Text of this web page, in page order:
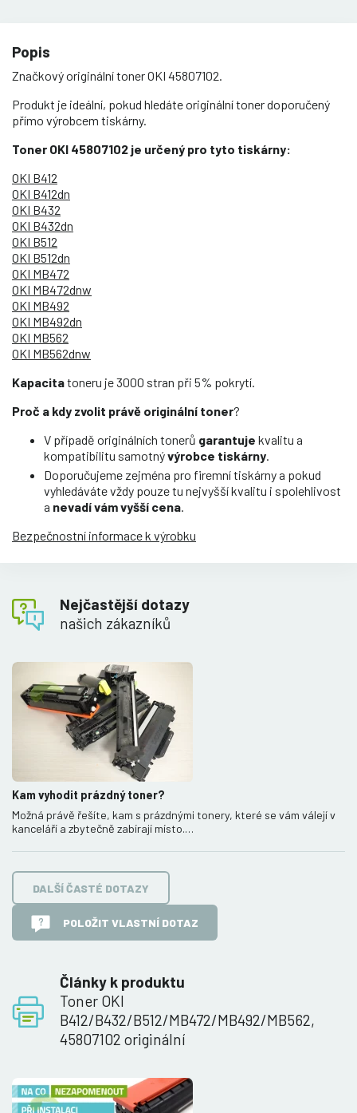
Popis
Značkový originální toner OKI 45807102.
Produkt je ideální, pokud hledáte originální toner doporučený
přímo výrobcem tiskárny.
Toner OKI 45807102 je určený pro tyto tiskárny:
OKI B412
OKI B412dn
OKI B432
OKI B432dn
OKI B512
OKI B512dn
OKI MB472
OKI MB472dnw
OKI MB492
OKI MB492dn
OKI MB562
OKI MB562dnw
Kapacitatoneru je 3000 stran při 5% pokrytí.
Proč a kdy zvolit právě originální toner?
V případě originálních tonerů garantuje kvalitu a
kompatibilitu samotnývýrobce tiskárny.
Doporučujeme zejména pro firemní tiskárny a pokud
vyhledáváte vždy pouze tu nejvyšší kvalitu i spolehlivost
a nevadí vám vyšší cena.
Bezpečnostní informace k výrobku
Nejčastější dotazy
našich zákazníků
Články k produktu
Toner OKI
B412/B432/B512/MB472/MB492/MB562,
45807102 originální
Kam vyhodit prázdný toner?
Možná právě řešíte, kam s prázdnými tonery, které se vám válejí v
kanceláří a zbytečně zabírají místo.…
DALŠÍ ČASTÉ DOTAZY
POLOŽIT VLASTNÍ DOTAZ